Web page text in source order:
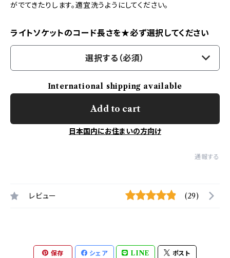
がでてきたりします。適宜洗うようにしてください。
ライトソケットのコード長さを★必ず選択してください
選択する（必須）
International shipping available
Add to cart
日本国内にお住まいの方向け
通報する
レビュー (29)
保存 シェア LINE ポスト